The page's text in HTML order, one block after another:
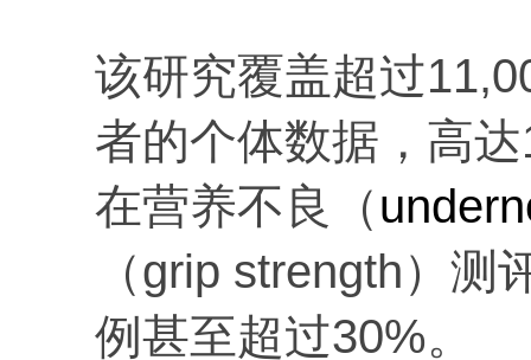
该研究覆盖超过
者的个体数据，高
在营养不良（
（grip strength）
例甚至超过30%。